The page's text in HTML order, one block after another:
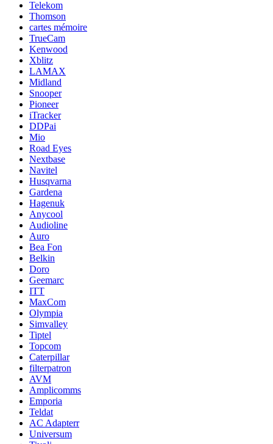
Telekom
Thomson
cartes mémoire
TrueCam
Kenwood
Xblitz
LAMAX
Midland
Snooper
Pioneer
iTracker
DDPai
Mio
Road Eyes
Nextbase
Navitel
Husqvarna
Gardena
Hagenuk
Anycool
Audioline
Auro
Bea Fon
Belkin
Doro
Geemarc
ITT
MaxCom
Olympia
Simvalley
Tiptel
Topcom
Caterpillar
filterpatron
AVM
Amplicomms
Emporia
Teldat
AC Adapterr
Universum